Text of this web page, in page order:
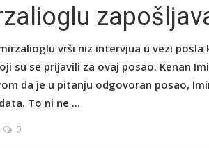
vrši niz intervjua u vezi
su se prijavili za ovaj posao. Kenan
da je u pitanju odgovoran posao,
To ni ne ...
0